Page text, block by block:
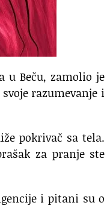
u Beču, zamolio je
razumevanje i
pokrivač sa tela.
za pranje ste
i pitani su o